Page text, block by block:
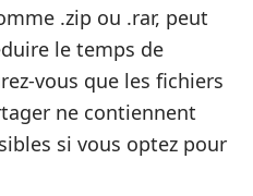
.zip ou .rar, peut
le temps de
vous que les fichiers
ne contiennent
si vous optez pour